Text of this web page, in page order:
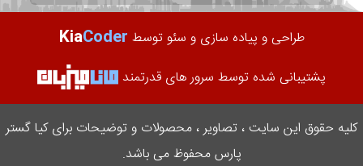
طراحی و پیاده سازی و سئو توسط KiaCoder
پشتیبانی شده توسط سرور های قدرتمند
کلیه حقوق این سایت ، تصاویر ، محصولات و توضیحات برای کیا گستر
پارس محفوظ می باشد.